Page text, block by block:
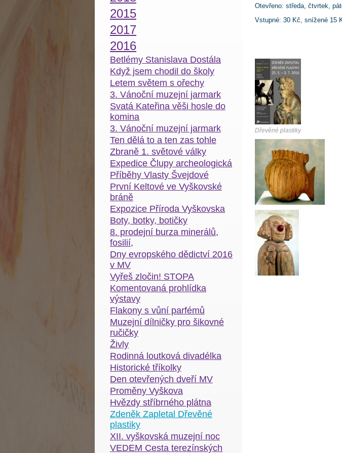
2015
2017
2016
Betlémy Stanislava Dostála
Když jsem chodil do školy
Letem světem s ořechy
3. Vánoční muzejní jarmark
Svatá Kateřina věši hosle do
komina
3. Vánoční muzejní jarmark
Ten dělá to a ten zas tohle
Zbraně 1. světové války
Expedice Člupy archeologická
Příběhy Vlasty Švejdové
První Keltové ve Vyškovské
bráně
Expozice Příroda Vyškovska
Boty, botky, botičky
8. prodejní burza minerálů,
fosilií,
Dny evropského dědictví 2016
v MV
Vyřeš zločin! STOPA
Komentovaná prohlídka
výstavy
Flakony s vůní parfémů
Muzejní dílničky pro šikovné
ručičky
Živly
Rodinná loutková divadélka
Historické tříkolky
Den otevřených dveří MV
Proměny Vyškova
Hvězdy stříbrného plátna
Zdeněk Zapletal Dřevěné
plastiky
XII. vyškovská muzejní noc
VEDEM Cesta terezínských
Otevřeno: středa, čtvrtek,
Vstupné: 30 Kč, snížené 15
Dřevěné plastiky